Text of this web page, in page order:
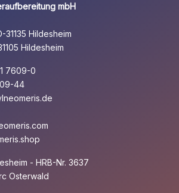
mbH
31135 Hildesheim
Hildesheim
7609-0
44
- HRB-Nr. 3637
Osterwald